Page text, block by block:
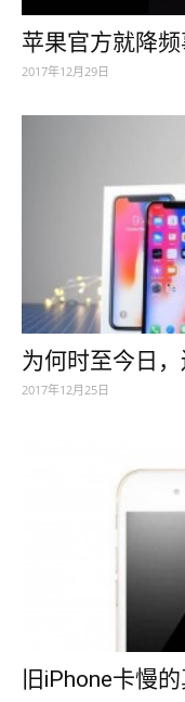
苹果官方就降
2017年12月29日
为何时至今日
2017年12月25日
旧iPhone卡慢